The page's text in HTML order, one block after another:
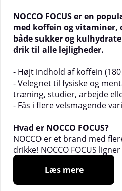
NOCCO FOCUS er en
med koffein og vitaminer,
både sukker og
drik til alle lejligheder.
- Højt indhold af koffein
- Velegnet til fysiske og
træning, studier, arbejde
- Fås i flere velsmagende
Hvad er NOCCO FOCUS?
NOCCO er et brand med
drikke! NOCCO FOCUS
men i stedet for BCAA
te og vitaminer. Derfor er
velegnet til dig, der spiller
Læs mere